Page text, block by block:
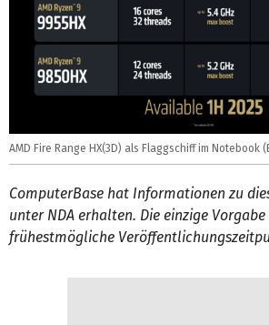
AMD Fire Range HX(3D) als Flaggschiff im Notebook
ComputerBase hat Informationen zu
unter NDA erhalten. Die einzige
frühestmögliche